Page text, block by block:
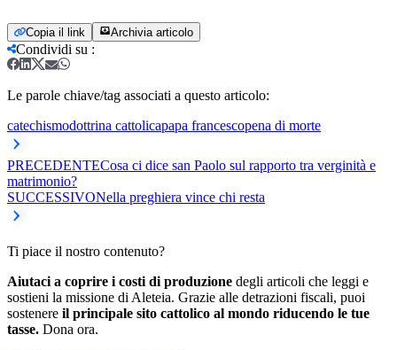
Copia il link Archivia articolo
Condividi su :
Le parole chiave/tag associati a questo articolo:
catechismodottrina cattolicapapa francescopena di morte
PRECEDENTECosa ci dice san Paolo sul rapporto tra verginità e
matrimonio?
SUCCESSIVONella preghiera vince chi resta
Ti piace il nostro contenuto?
Aiutaci a coprire i costi di produzione degli articoli che leggi e
sostieni la missione di Aleteia. Grazie alle detrazioni fiscali, puoi
sostenere il principale sito cattolico al mondo riducendo le tue
tasse. Dona ora.